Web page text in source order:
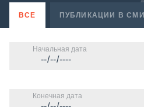
ВСЕ ПУБЛИКАЦИИ В СМИ
Начальная дата
Конечная дата